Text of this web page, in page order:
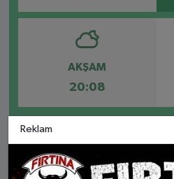
AKŞAM
20:08
Reklam